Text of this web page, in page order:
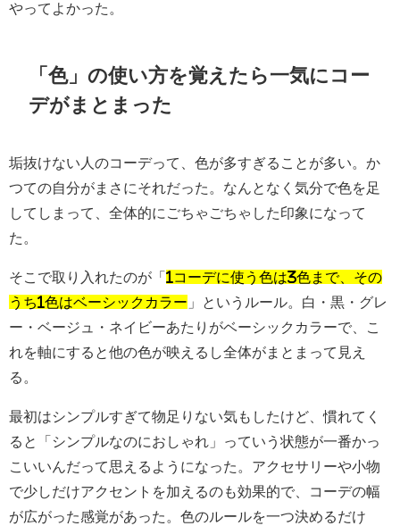
やってよかった。
「色」の使い方を覚えたら一気にコー
デがまとまった
垢抜けない人のコーデって、色が多すぎることが多い。か
つての自分がまさにそれだった。なんとなく気分で色を足
してしまって、全体的にごちゃごちゃした印象になって
た。
そこで取り入れたのが「 1コーデに使う色は3色まで、その
うち1色はベーシックカラー 」というルール。白・黒・グレ
ー・ベージュ・ネイビーあたりがベーシックカラーで、こ
れを軸にすると他の色が映えるし全体がまとまって見え
る。
最初はシンプルすぎて物足りない気もしたけど、慣れてく
ると「シンプルなのにおしゃれ」っていう状態が一番かっ
こいいんだって思えるようになった。アクセサリーや小物
で少しだけアクセントを加えるのも効果的で、コーデの幅
が広がった感覚があった。色のルールを一つ決めるだけ